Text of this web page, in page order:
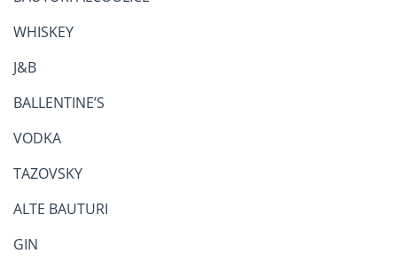
WHISKEY
J&B
BALLENTINE’S
VODKA
TAZOVSKY
ALTE BAUTURI
GIN